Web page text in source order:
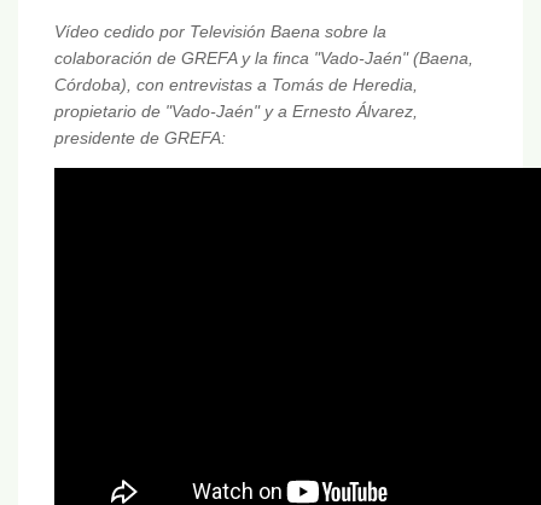
Vídeo cedido por Televisión Baena sobre la
colaboración de GREFA y la finca "Vado-Jaén" (Baena,
Córdoba), con entrevistas a Tomás de Heredia,
propietario de "Vado-Jaén" y a Ernesto Álvarez,
presidente de GREFA: